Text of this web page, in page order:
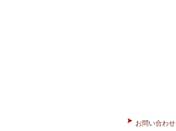
お問い合わせ